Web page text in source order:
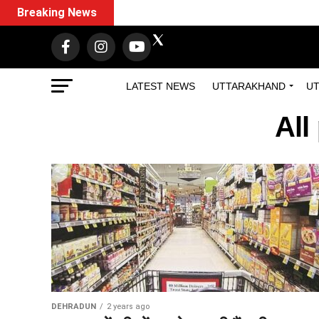
LATEST NEWS UTTARAKHAND
Breaking News
All
DEHRADUN 2 years ago